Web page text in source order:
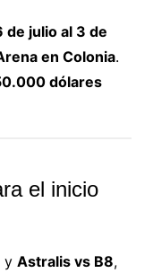
de julio al 3 de
en Colonia.
dólares
el inicio
y Astralis vs B8,